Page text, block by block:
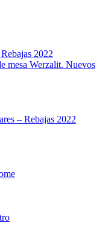
2022
mesa Werzalit. Nuevos
– Rebajas 2022